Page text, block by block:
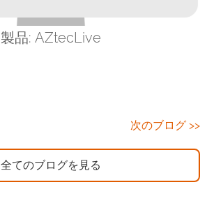
製品: AZtecLive
次のブログ >>
全てのブログを見る